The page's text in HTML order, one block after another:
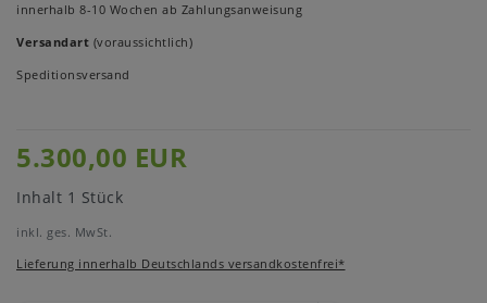
innerhalb 8-10 Wochen ab Zahlungsanweisung
Versandart (voraussichtlich)
Speditionsversand
5.300,00 EUR
Inhalt 1 Stück
inkl. ges. MwSt.
Lieferung innerhalb Deutschlands versandkostenfrei*